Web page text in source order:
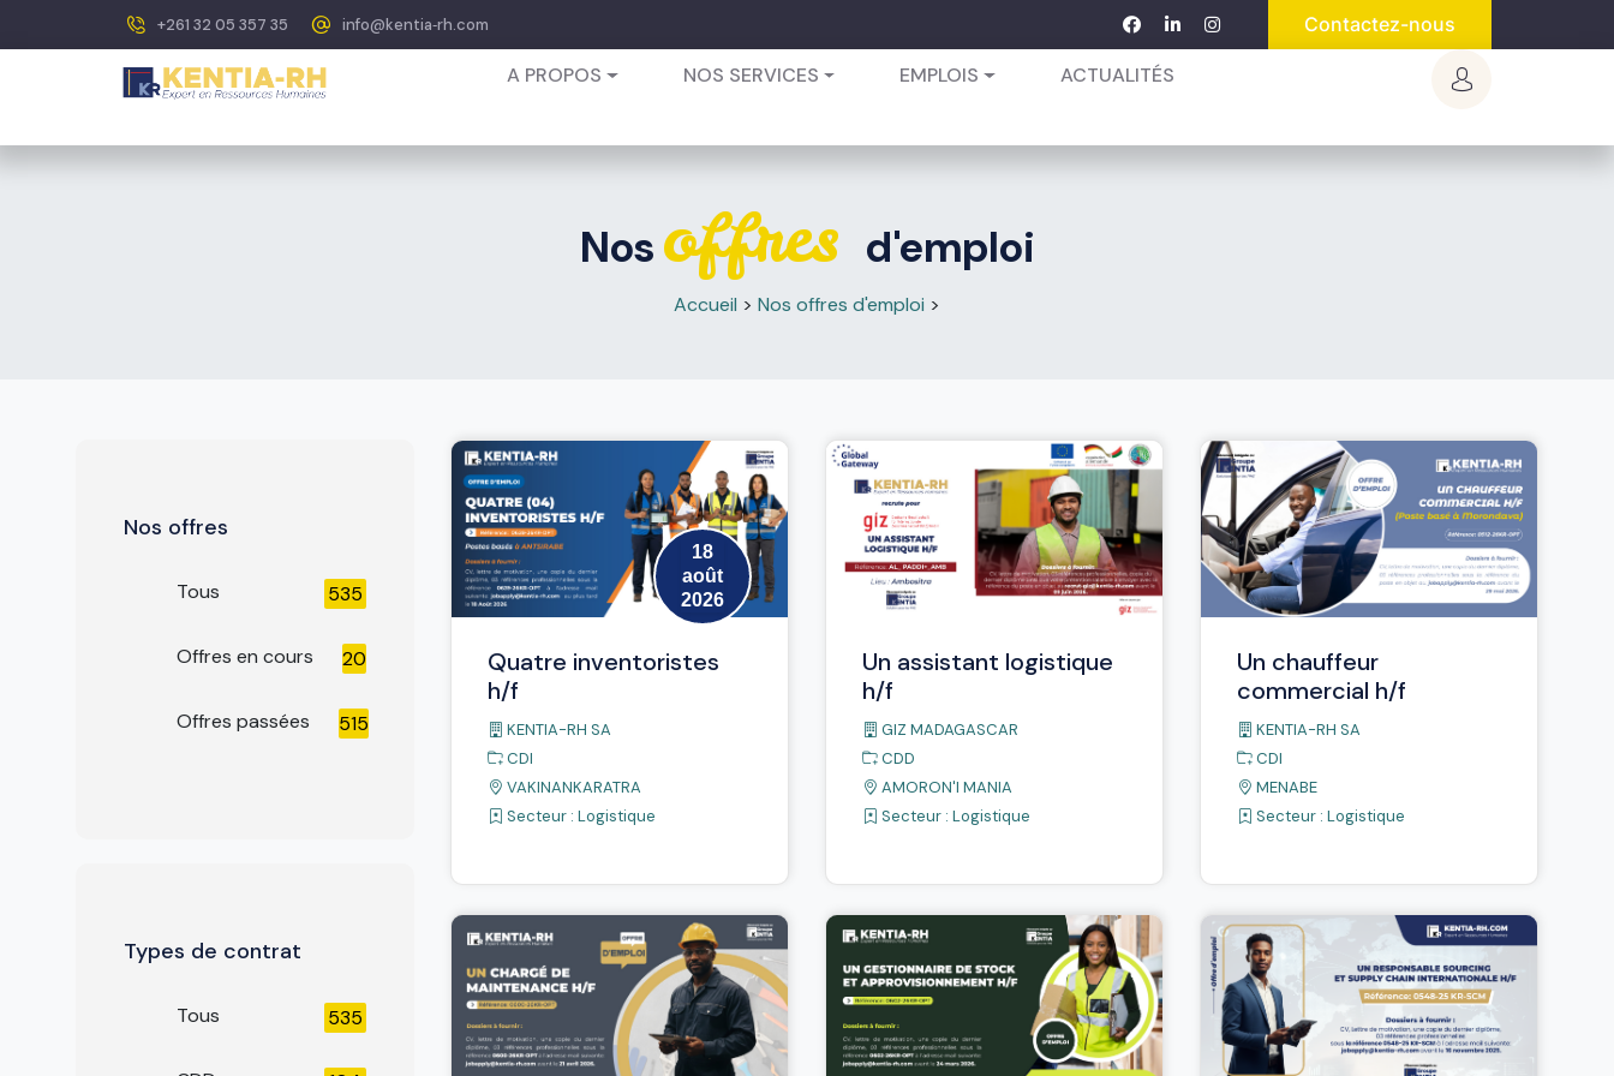
+261 32 05 357 35 info@kentia‐rh.com Contactez-nous
A PROPOS NOS SERVICES EMPLOIS ACTUALITÉS
Nosoffres d'emploi
Accueil > Nos offres d'emploi >
Nos offres
Tous 535
Offres en cours 20
Offres passées 515
Types de contrat
Tous 535
18
août
2026
Quatre inventoristes
h/f
KENTIA-RH SA
CDI
VAKINANKARATRA
Secteur : Logistique
Un assistant logistique
h/f
GIZ MADAGASCAR
CDD
AMORON'I MANIA
Secteur : Logistique
Un chauffeur
commercial h/f
KENTIA-RH SA
CDI
MENABE
Secteur : Logistique